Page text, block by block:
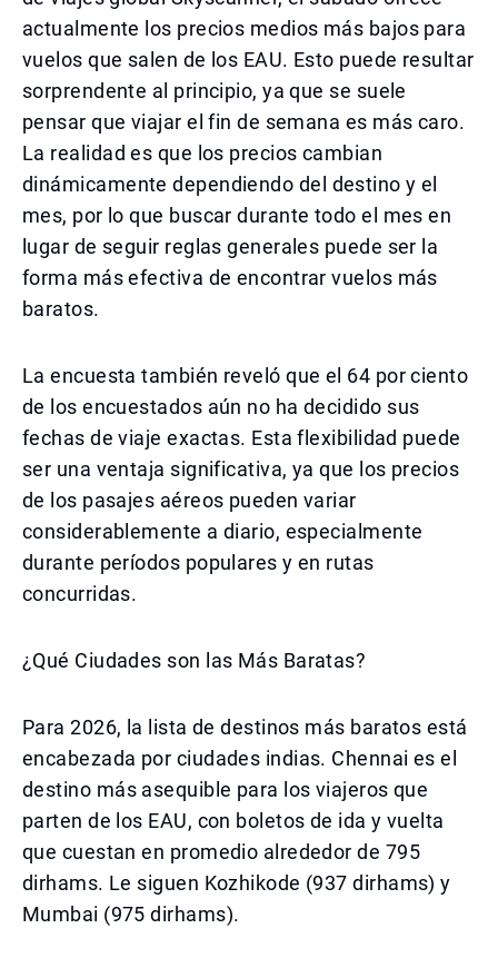
actualmente los precios medios más bajos para
vuelos que salen de los EAU. Esto puede resultar
sorprendente al principio, ya que se suele
pensar que viajar el fin de semana es más caro.
La realidad es que los precios cambian
dinámicamente dependiendo del destino y el
mes, por lo que buscar durante todo el mes en
lugar de seguir reglas generales puede ser la
forma más efectiva de encontrar vuelos más
baratos.
La encuesta también reveló que el 64 por ciento
de los encuestados aún no ha decidido sus
fechas de viaje exactas. Esta flexibilidad puede
ser una ventaja significativa, ya que los precios
de los pasajes aéreos pueden variar
considerablemente a diario, especialmente
durante períodos populares y en rutas
concurridas.
¿Qué Ciudades son las Más Baratas?
Para 2026, la lista de destinos más baratos está
encabezada por ciudades indias. Chennai es el
destino más asequible para los viajeros que
parten de los EAU, con boletos de ida y vuelta
que cuestan en promedio alrededor de 795
dirhams. Le siguen Kozhikode (937 dirhams) y
Mumbai (975 dirhams).